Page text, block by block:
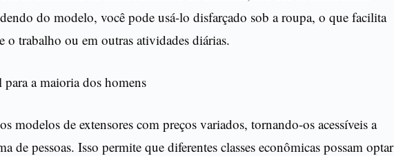
do modelo, você pode usá-lo disfarçado sob a roupa, o que facilita
o trabalho ou em outras atividades diárias.
a maioria dos homens
modelos de extensores com preços variados, tornando-os acessíveis a
de pessoas. Isso permite que diferentes classes econômicas possam optar